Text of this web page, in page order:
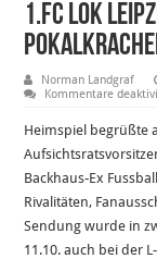
1.FC Lok
Norman Landgraf
Kommentare
Heimspiel begrüßte
Backhaus-Ex
Rivalitäten,
Sendung wurde in
11.10. auch bei der